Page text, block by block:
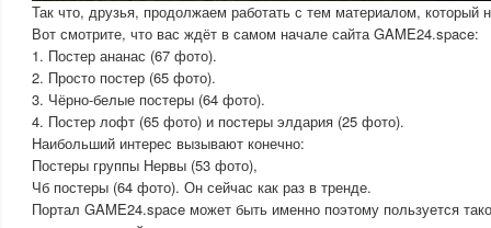
Так что, друзья, продолжаем работать с тем материалом, который
Вот смотрите, что вас ждёт в самом начале сайта GAME24.space:
1. Постер ананас (67 фото).
2. Просто постер (65 фото).
3. Чёрно-белые постеры (64 фото).
4. Постер лофт (65 фото) и постеры элдария (25 фото).
Наибольший интерес вызывают конечно:
Постеры группы Нервы (53 фото),
Чб постеры (64 фото). Он сейчас как раз в тренде.
Портал GAME24.space может быть именно поэтому пользуется